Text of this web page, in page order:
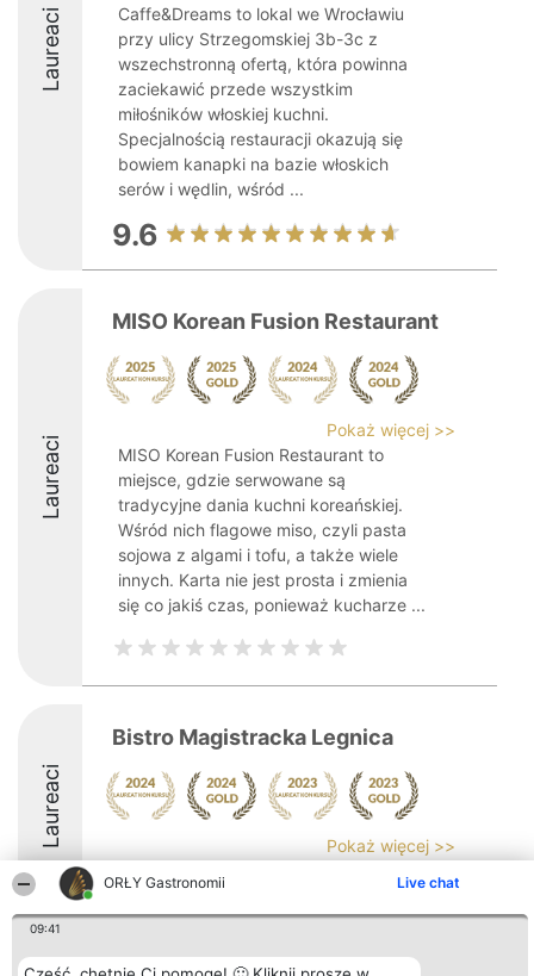
ORŁY Gastronomii Live chat
09:41
Laureaci
Caffe&Dreams to lokal we Wrocławiu
przy ulicy Strzegomskiej 3b-3c z
wszechstronną ofertą, która powinna
zaciekawić przede wszystkim
miłośników włoskiej kuchni.
Specjalnością restauracji okazują się
bowiem kanapki na bazie włoskich
serów i wędlin, wśród ...
9.6
Laureaci
MISO Korean Fusion Restaurant
Pokaż więcej >>
MISO Korean Fusion Restaurant to
miejsce, gdzie serwowane są
tradycyjne dania kuchni koreańskiej.
Wśród nich flagowe miso, czyli pasta
sojowa z algami i tofu, a także wiele
innych. Karta nie jest prosta i zmienia
się co jakiś czas, ponieważ kucharze ...
Laureaci
Bistro Magistracka Legnica
Pokaż więcej >>